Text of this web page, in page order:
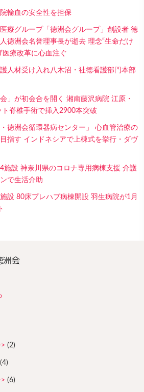
輸血の安全性を担保
療グループ「徳洲会グループ」創設者 徳
徳洲会名誉理事長が逝去 理念“生命だけ
医療改革に心血注ぐ
人材受け入れ八木沼・社徳看護部門本部
」が初会合を開く 湘南藤沢病院 江原・
脊椎手術で挿入2900本突破
・徳洲会循環器病センター」 心血管治療の
目指す インドネシアで上棟式を挙行・ダヴ
施設 神奈川県のコロナ専用病棟支援 介護
で生活介助
設 80床プレハブ病棟開設 羽生病院が1月
(2)
(4)
(6)